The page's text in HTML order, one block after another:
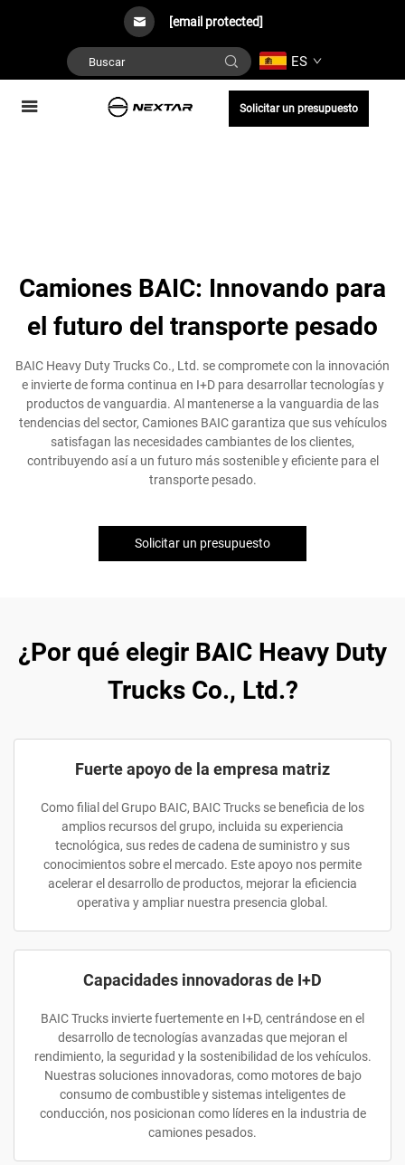
[email protected]
ES
Solicitar un presupuesto
Camiones BAIC: Innovando para
el futuro del transporte pesado
BAIC Heavy Duty Trucks Co., Ltd. se compromete con la innovación
e invierte de forma continua en I+D para desarrollar tecnologías y
productos de vanguardia. Al mantenerse a la vanguardia de las
tendencias del sector, Camiones BAIC garantiza que sus vehículos
satisfagan las necesidades cambiantes de los clientes,
contribuyendo así a un futuro más sostenible y eficiente para el
transporte pesado.
Solicitar un presupuesto
¿Por qué elegir BAIC Heavy Duty
Trucks Co., Ltd.?
Fuerte apoyo de la empresa matriz
Como filial del Grupo BAIC, BAIC Trucks se beneficia de los
amplios recursos del grupo, incluida su experiencia
tecnológica, sus redes de cadena de suministro y sus
conocimientos sobre el mercado. Este apoyo nos permite
acelerar el desarrollo de productos, mejorar la eficiencia
operativa y ampliar nuestra presencia global.
Capacidades innovadoras de I+D
BAIC Trucks invierte fuertemente en I+D, centrándose en el
desarrollo de tecnologías avanzadas que mejoran el
rendimiento, la seguridad y la sostenibilidad de los vehículos.
Nuestras soluciones innovadoras, como motores de bajo
consumo de combustible y sistemas inteligentes de
conducción, nos posicionan como líderes en la industria de
camiones pesados.